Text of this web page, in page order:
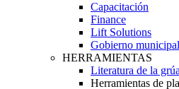
Capacitación
Finance
Lift Solutions
Gobierno municipal
HERRAMIENTAS
Literatura de la
Herramientas de